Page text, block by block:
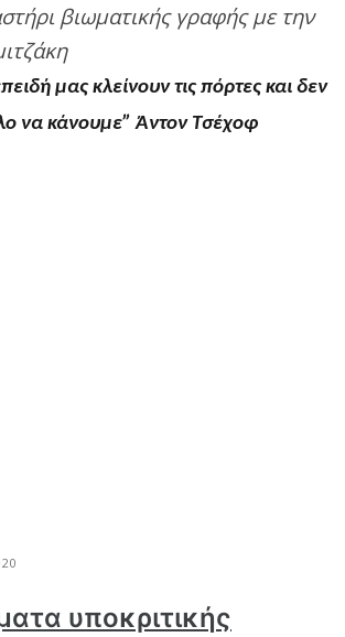
βιωματικής γραφής με την
μας κλείνουν τις πόρτες και δεν
να κάνουμε” Άντoν Τσέχοφ
υποκριτικής